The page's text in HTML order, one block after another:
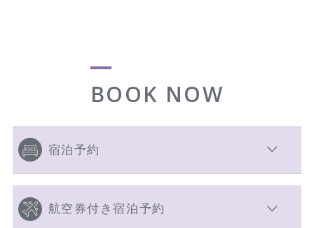
BOOK NOW
宿泊予約
航空券付き宿泊予約